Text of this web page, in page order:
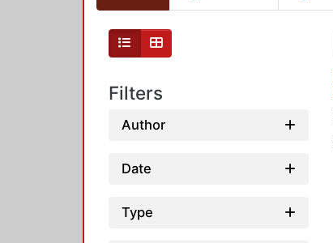
Filters
Author
Date
Type